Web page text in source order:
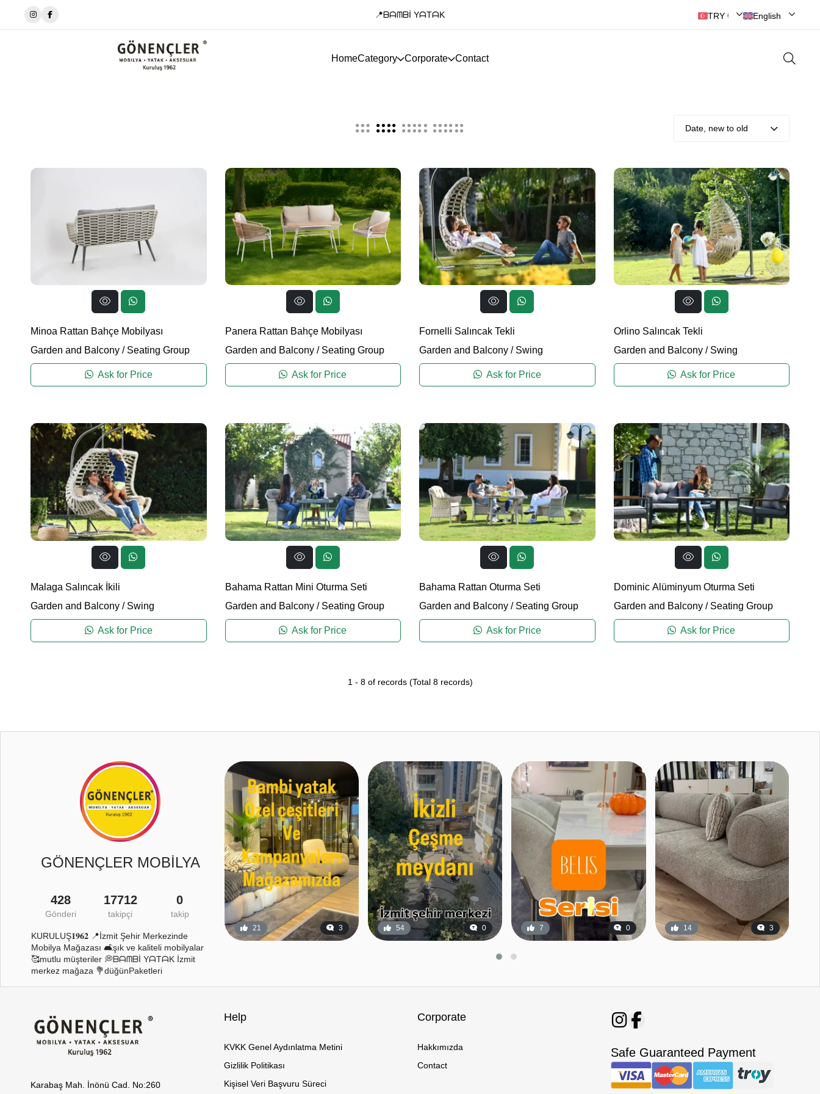
📍ᗷᗩᗰᗷİ YᗩTᗩK TRY ₺ | Türk Lirası
English
HomeCategory Corporate Contact
Date, new to old
Minoa Rattan Bahçe Mobilyası
Garden and Balcony / Seating Group
Ask for Price
Panera Rattan Bahçe Mobilyası
Garden and Balcony/ Seating Group
Ask for Price
Fornelli Salıncak Tekli
Garden and Balcony / Swing
Ask for Price
Orlino Salıncak Tekli
Garden and Balcony/ Swing
Ask for Price
Malaga Salıncak İkili
Garden and Balcony / Swing
Ask for Price
Bahama Rattan Mini Oturma Seti
Garden and Balcony/ Seating Group
Ask for Price
Bahama Rattan Oturma Seti
Garden and Balcony / Seating Group
Ask for Price
Dominic Alüminyum Oturma Seti
Garden and Balcony/ Seating Group
Ask for Price
1 - 8of records (Total 8records)
GÖNENÇLER MOBİLYA
428
Gönderi
17712
takipçi
0
takip
KURULUŞ𝟏𝟗𝟔𝟐 📍İzmit Şehir Merkezinde
Mobilya Mağazası 🛋️şık ve kaliteli mobilyalar
🥰mutlu müşteriler 💭ᗷᗩᗰᗷİ YᗩTᗩK İzmit
merkez mağaza 💐düğünPaketleri
21 3 54 0 7 0 14 3
Karabaş Mah. İnönü Cad. No:260
Help
KVKK Genel Aydınlatma Metini
Gizlilik Politikası
Kişisel Veri Başvuru Süreci
Corporate
Hakkımızda
Contact
Safe Guaranteed Payment